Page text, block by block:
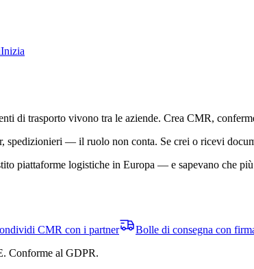
Inizia
di trasporto vivono tra le aziende. Crea CMR,
spedizionieri — il ruolo non conta. Se crei o ricevi
piattaforme logistiche in Europa — e sapevano che
CMR con i partner Bolle di consegna con
Conforme al GDPR.